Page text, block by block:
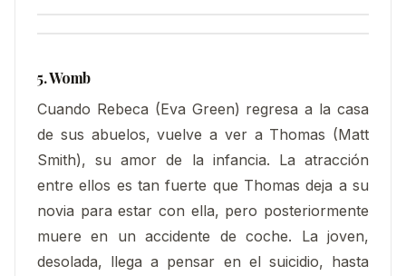
5. Womb
Cuando Rebeca (Eva Green) regresa a la casa
de sus abuelos, vuelve a ver a Thomas (Matt
Smith), su amor de la infancia. La atracción
entre ellos es tan fuerte que Thomas deja a su
novia para estar con ella, pero posteriormente
muere en un accidente de coche. La joven,
desolada, llega a pensar en el suicidio, hasta